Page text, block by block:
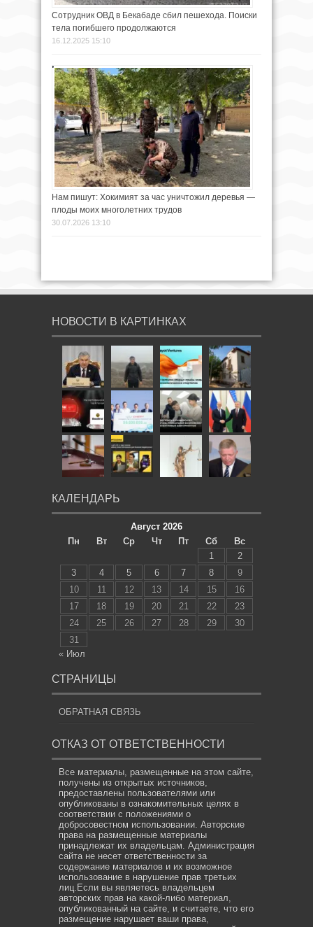
Сотрудник ОВД в Бекабаде сбил пешехода. Поиски
тела погибшего продолжаются
16.12.2025 15:10
Нам пишут: Хокимият за час уничтожил деревья —
плоды моих многолетних трудов
30.07.2026 13:10
НОВОСТИ В КАРТИНКАХ
КАЛЕНДАРЬ
Август 2026
Пн
Вт Ср Чт Пт Сб
Вс
1
2
3
4 5 6 7 8
9
10
11 12 13 14 15
16
17
18 19 20 21 22
23
24
25 26 27 28 29
30
31
« Июл
СТРАНИЦЫ
ОБРАТНАЯ СВЯЗЬ
ОТКАЗ ОТ ОТВЕТСТВЕННОСТИ
Все материалы, размещенные на этом сайте,
получены из открытых источников,
предоставлены пользователями или
опубликованы в ознакомительных целях в
соответствии с положениями о
добросовестном использовании. Авторские
права на размещенные материалы
принадлежат их владельцам. Администрация
сайта не несет ответственности за
содержание материалов и их возможное
использование в нарушение прав третьих
лиц.Если вы являетесь владельцем
авторских прав на какой-либо материал,
опубликованный на сайте, и считаете, что его
размещение нарушает ваши права,